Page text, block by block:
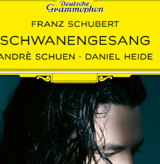
WOLF
MARTIN
SCHUMANN,
LIEDERKREIS
OP. 24